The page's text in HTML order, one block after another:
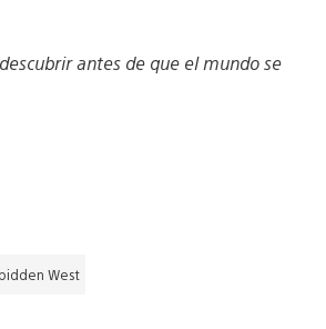
antes de que el mundo se
West